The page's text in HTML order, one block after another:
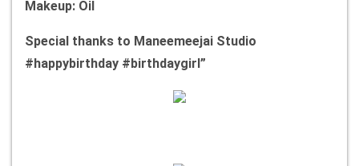
Makeup: Oil
Special thanks to Maneemeejai Studio
#happybirthday #birthdaygirl”